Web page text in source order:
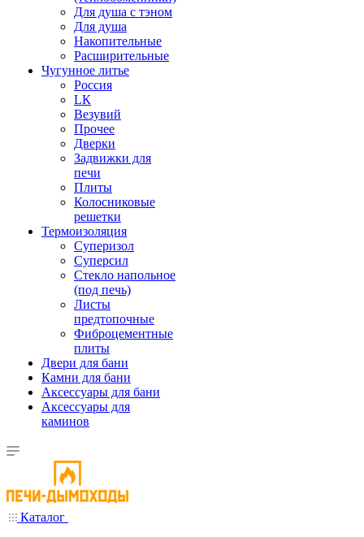
Для душа с тэном
Для душа
Накопительные
Расширительные
Чугунное литье
Россия
LК
Везувий
Прочее
Дверки
Задвижки для
печи
Плиты
Колосниковые
решетки
Термоизоляция
Суперизол
Суперсил
Стекло напольное
(под печь)
Листы
предтопочные
Фиброцементные
плиты
Двери для бани
Камни для бани
Аксессуары для бани
Аксессуары для
каминов
Каталог